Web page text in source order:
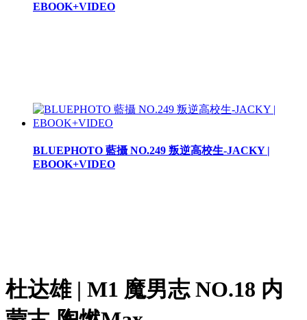
EBOOK+VIDEO
BLUEPHOTO 藍攝 NO.249 叛逆高校生-JACKY |
EBOOK+VIDEO
杜达雄 | M1 魔男志 NO.18 内